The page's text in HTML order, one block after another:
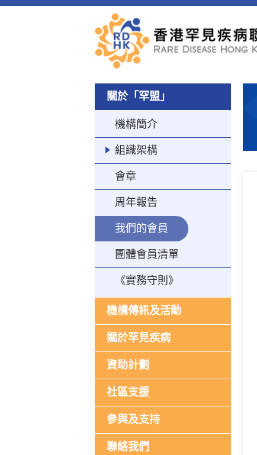
關於「罕盟」
機構簡介
組織架構
會章
周年報告
我們的會員
團體會員清單
《實務守則》
機構傳訊及活動
關於罕見疾病
資助計劃
社區支援
參與及支持
聯絡我們